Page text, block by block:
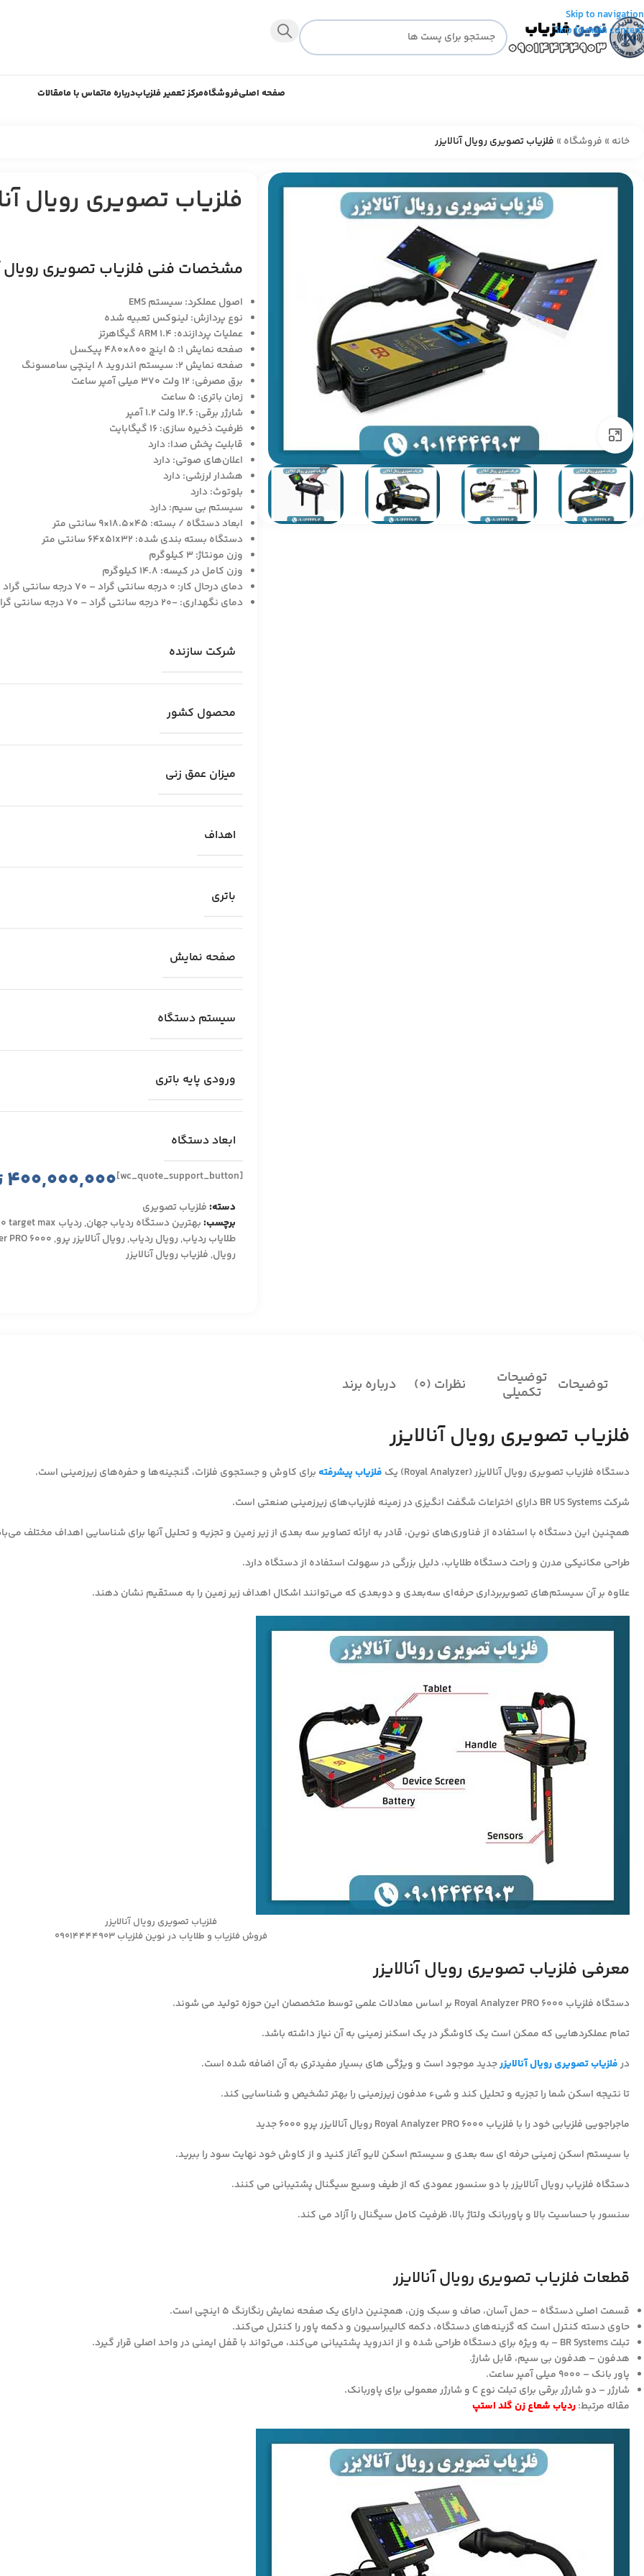
Skip to navigation
Skip to main content
صفحه اصلیفروشگاهمرکز تعمیر فلزیابدرباره ماتماس با مامقالات
خانه » فروشگاه » فلزیاب تصویری رویال آنالایزر
برای بزرگنمایی کلیک کنید
فلزیاب تصویری رویال
مشخصات فنی فلزیاب تصویری رویال
اصول عملکرد: سیستم EMS
نوع پردازش: لینوکس تعبیه شده
عملیات پردازنده: ARM 1.4 گیگاهرتز
صفحه نمایش 1: 5 اینچ 800×480 پیکسل
صفحه نمایش 2: سیستم اندروید 8 اینچی سامسونگ
برق مصرفی: 12 ولت 370 میلی آمپر ساعت
زمان باتری: 5 ساعت
شارژر برقی: 12.6 ولت 1.2 آمپر
ظرفیت ذخیره سازی: 16 گیگابایت
قابلیت پخش صدا: دارد
اعلان‌های صوتی: دارد
هشدار لرزشی: دارد
بلوتوث: دارد
سیستم بی سیم: دارد
ابعاد دستگاه / بسته: 45×18.5×9 سانتی متر
دستگاه بسته بندی شده: 64x51x32 سانتی متر
وزن مونتاژ: 3 کیلوگرم
وزن کامل در کیسه: 14.8 کیلوگرم
دمای درحال کار: 0 درجه سانتی گراد – 70 درجه سانتی گراد
دمای نگهداری: -20 درجه سانتی گراد – 70 درجه سانتی گراد
شرکت سازنده
محصول کشور
میزان عمق زنی
اهداف
باتری
صفحه نمایش
سیستم دستگاه
ورودی پایه باتری
ابعاد دستگاه
[wc_quote_support_button] ۴۰۰,۰۰۰,۰۰۰
دسته: فلزیاب تصویری
برچسب: بهترین دستگاه ردیاب جهان, ردیاب br 50 target max
طلایاب ردیاب, رویال ردیاب, رویال آنالایزر پرو,
PRO 6000
رویال, فلزیاب رویال آنالایزر
توضیحات توضیحات
تکمیلی نظرات (0) درباره برند
فلزیاب تصویری رویال آنالایزر
دستگاه فلزیاب تصویری رویال آنالایزر (Royal Analyzer) یک فلزیاب پیشرفتهبرای کاوش و جستجوی فلزات، گنجینه‌ها و حفره‌های زیرزمینی است.
شرکت BR US Systems دارای اختراعات شگفت انگیزی در زمینه فلزیاب‌های زیرزمینی صنعتی است.
همچنین این دستگاه با استفاده از فناوری‌های نوین، قادر به ارائه تصاویر سه بعدی از زیر زمین و تجزیه و تحلیل آنها برای شناسایی اهداف مختلف
طراحی مکانیکی مدرن و راحت دستگاه طلایاب، دلیل بزرگی در سهولت استفاده از دستگاه دارد.
علاوه بر آن سیستم‌های تصویربرداری حرفه‌ای سه‌بعدی و دوبعدی که می‌توانند اشکال اهداف زیر زمین را به مستقیم نشان دهند.
فلزیاب تصویری رویال آنالایزر
فروش فلزیاب و طلایاب در نوین فلزیاب 09014444903
معرفی فلزیاب تصویری رویال آنالایزر
دستگاه فلزیاب Royal Analyzer PRO 6000 بر اساس معادلات علمی توسط متخصصان این حوزه تولید می شوند.
تمام عملکردهایی که ممکن است یک کاوشگر در یک اسکنر زمینی به آن نیاز داشته باشد.
درفلزیاب تصویری رویال آنالایزرجدید موجود است و ویژگی های بسیار مفیدتری به آن اضافه شده است.
تا نتیجه اسکن شما را تجزیه و تحلیل کند و شیء مدفون زیرزمینی را بهتر تشخیص و شناسایی کند.
ماجراجویی فلزیابی خود را با فلزیاب Royal Analyzer PRO 6000 رویال آنالایزر پرو 6000 جدید
با سیستم اسکن زمینی حرفه ای سه بعدی و سیستم اسکن لایو آغاز کنید و از کاوش خود نهایت سود را ببرید.
دستگاه فلزیاب رویال آنالایزر با دو سنسور عمودی که از طیف وسیع سیگنال پشتیبانی می کنند.
سنسور با حساسیت بالا و پاوربانک ولتاژ بالا، ظرفیت کامل سیگنال را آزاد می کند.
قطعات فلزیاب تصویری رویال آنالایزر
قسمت اصلی دستگاه – حمل آسان، صاف و سبک وزن، همچنین دارای یک صفحه نمایش رنگارنگ 5 اینچی است.
حاوی دسته کنترل است که گزینه‌های دستگاه، دکمه کالیبراسیون و دکمه پاور را کنترل می‌کند.
تبلت BR Systems – به ویژه برای دستگاه طراحی شده و از اندروید پشتیبانی می‌کند، می‌تواند با قفل ایمنی در واحد اصلی قرار گیرد.
هدفون – هدفون بی سیم، قابل شارژ.
پاور بانک – 9000 میلی آمپر ساعت.
شارژر – دو شارژر برقی برای تبلت نوع C و شارژر معمولی برای پاوربانک.
مقاله مرتبط:ردیاب شعاع زن گلد استپ